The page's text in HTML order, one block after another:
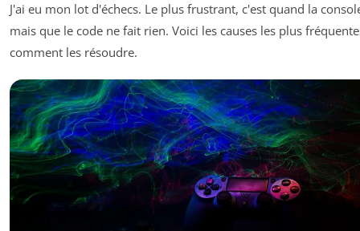
J'ai eu mon lot d'échecs. Le plus frustrant, c'est quand la
mais que le code ne fait rien. Voici les causes les plus
comment les résoudre.